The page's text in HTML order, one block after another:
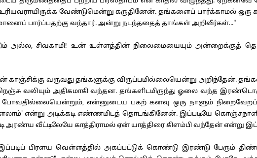
வேண்டுமென்று கருதினேன். தங்களைப் பார்க்காமல்
பார்ப்பதற்கு வந்தார். அன்று நடந்ததைத் தாங்கள் அறிவீர்கள்..."
சிவகாமி! உன் உள்ளத்தின் நிலைமையையும் அன்றைக்குத்
வருவது தங்களுக்கு விருப்பமில்லையென்று அறிந்தேன்.
வலியும் அதிகமாகி வந்தன. தங்களிடமிருந்து ஓலை வந்த இரண்டொரு
போவதில்லையென்றும், என்னுடைய பகற் கனவு ஒரு நாளும்
என்று அடிக்கடி எண்ணமிடத் தொடங்கினேன். இப்படியே
அரண்ய வீட்டிலேயே காத்திராமல் ஏன் யாத்திரை கிளம்பி வந்தேன் என்று
இப்படிப் பிரளய வெள்ளத்தில் அகப்பட்டுக் கொண்டு இரண்டு பேரும்